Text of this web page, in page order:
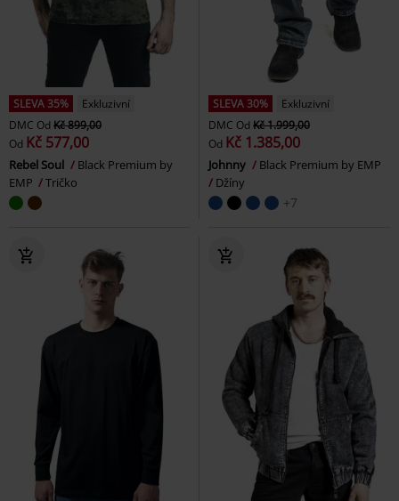
SLEVA 35%
Exkluzivní
DMC Od Kč 899,00
Od Kč 577,00
Rebel Soul
Black Premium by
EMP
Tričko
SLEVA 30%
Exkluzivní
DMC Od Kč 1.999,00
Od Kč 1.385,00
Johnny
Black Premium by EMP
Džíny
+7